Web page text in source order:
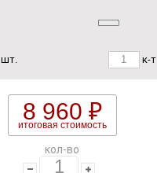
шт. к-т
8 960 ₽
итоговая стоимость
кол-во